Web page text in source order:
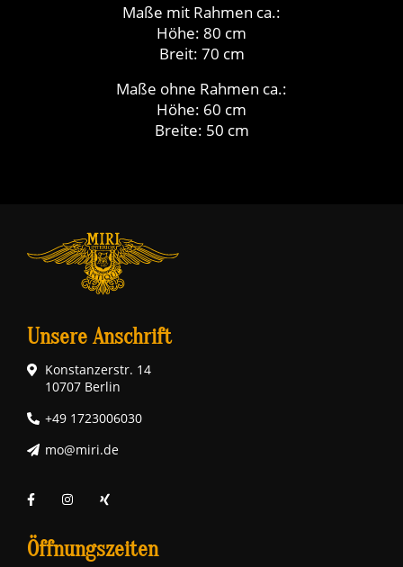
Maße mit Rahmen ca.:
Höhe: 80 cm
Breit: 70 cm
Maße ohne Rahmen ca.:
Höhe: 60 cm
Breite: 50 cm
Unsere Anschrift
Konstanzerstr. 14
10707 Berlin
+49 1723006030
mo@miri.de
Öffnungszeiten